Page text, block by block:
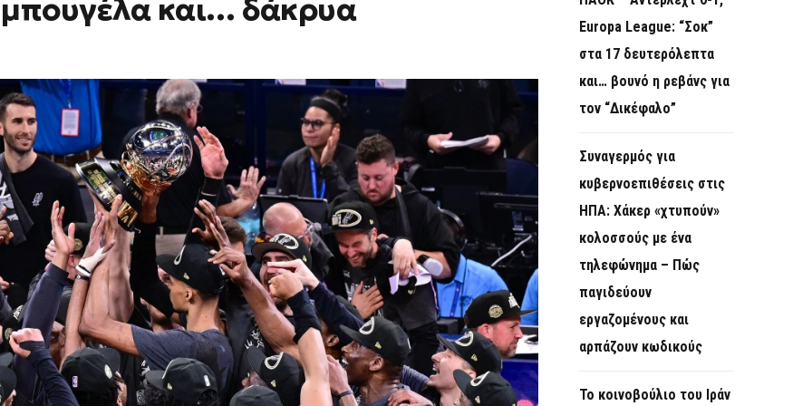
και… δάκρυα
Europa League: “Σοκ”
στα 17 δευτερόλεπτα
και… βουνό η ρεβάνς για
τον “Δικέφαλο”
Συναγερμός για
κυβερνοεπιθέσεις στις
ΗΠΑ: Χάκερ «χτυπούν»
κολοσσούς με ένα
τηλεφώνημα – Πώς
παγιδεύουν
εργαζομένους και
αρπάζουν κωδικούς
Το κοινοβούλιο του Ιράν